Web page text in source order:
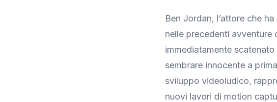
Ben Jordan, l’attore che
nelle precedenti avventure
immediatamente
sembrare innocente a
sviluppo videoludico,
nuovi lavori di motion